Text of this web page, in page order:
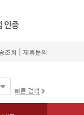
조회 제휴문의